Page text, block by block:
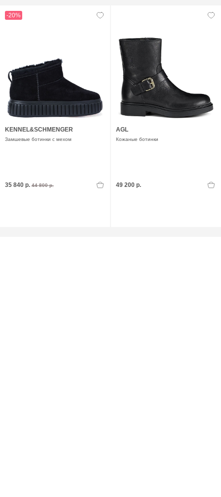
-20%
KENNEL&SCHMENGER
Замшевые ботинки с мехом
35 840 р. 44 800 р.
AGL
Кожаные ботинки
49 200 р.